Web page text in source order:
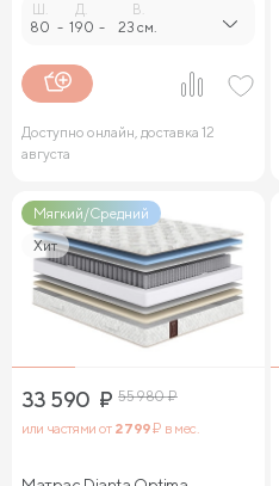
80 -
Д.
190 -
В.
23 см.
Доступно онлайн, доставка 12
августа
Мягкий/Средний
Хит
33 590 ₽ 55 980₽
или частями от 2 799₽ в мес.